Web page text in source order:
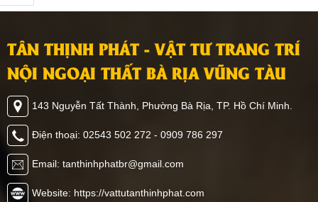
TÂN THỊNH PHÁT - VẬT TƯ TRANG TRÍ
NỘI NGOẠI THẤT BÀ RỊA VŨNG TÀU
143 Nguyễn Tất Thành, Phường Bà Rịa, TP. Hồ Chí Minh.
Điện thoại: 02543 502 272 - 0909 786 297
Email: tanthinhphatbr@gmail.com
Website: https://vattutanthinhphat.com